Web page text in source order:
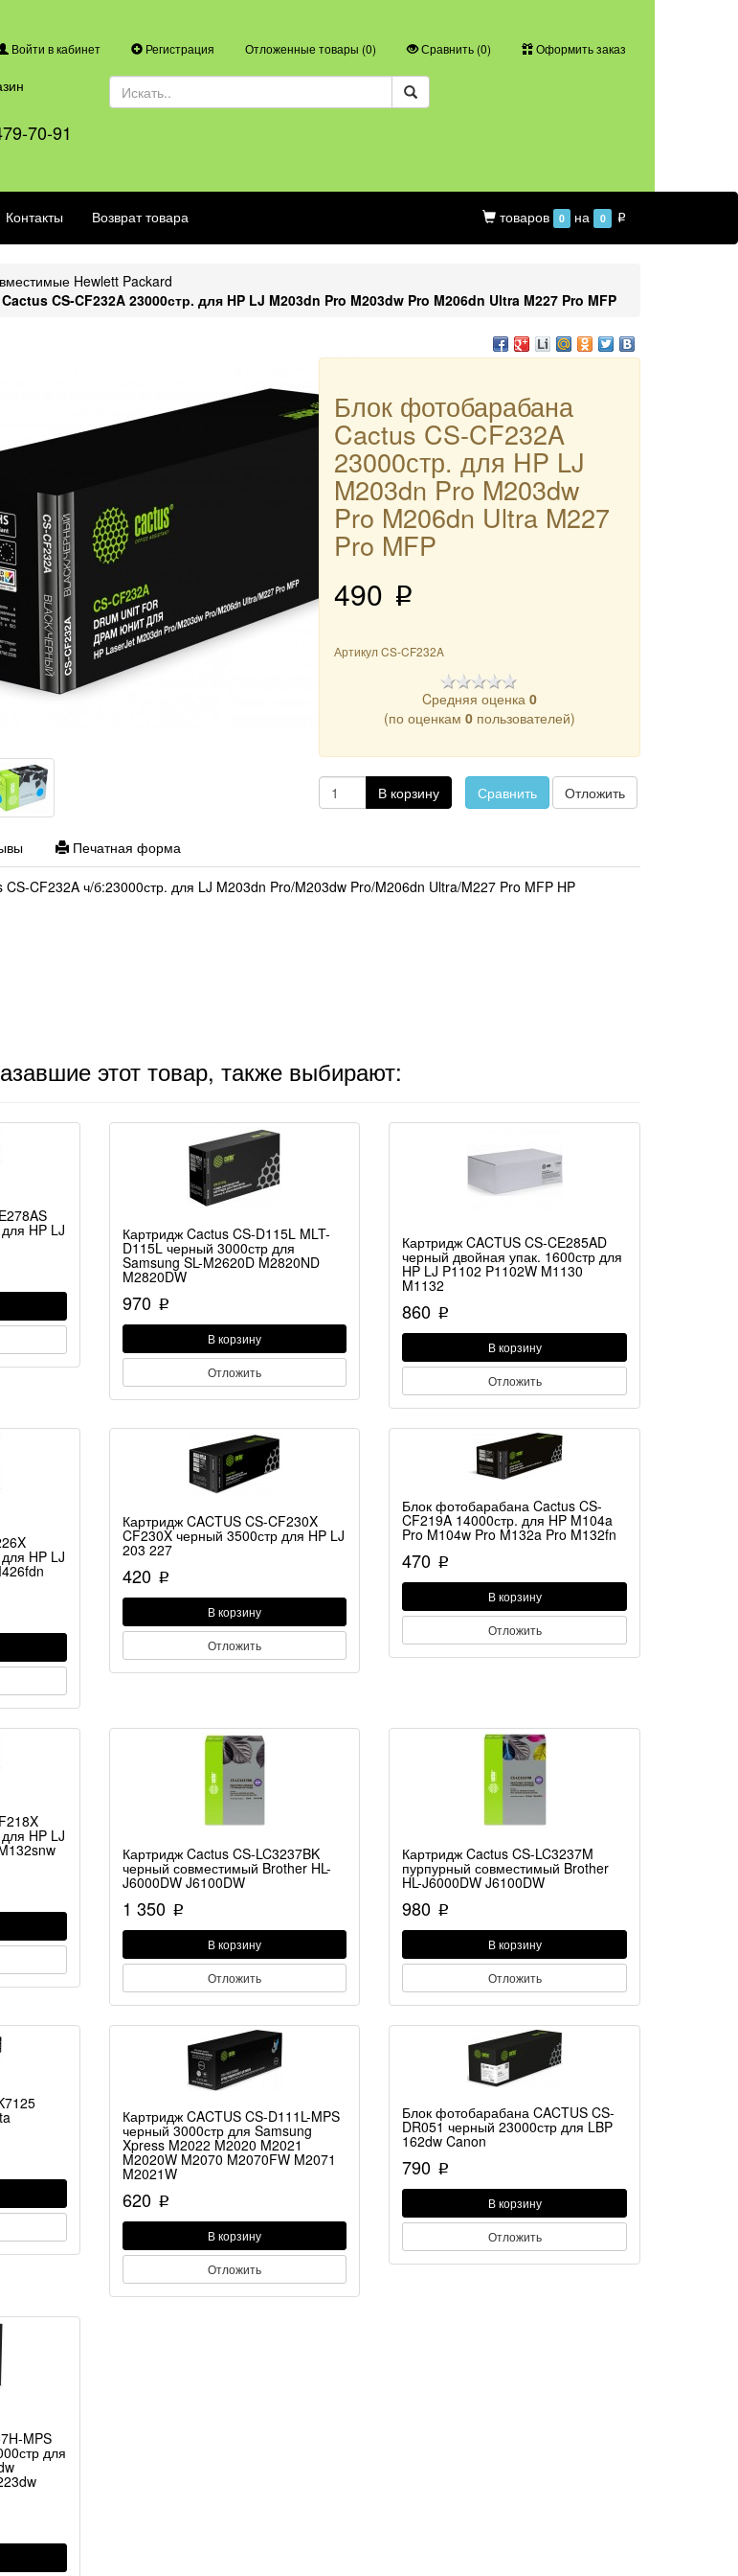
Войти в кабинет Регистрация Отложенные товары (0) Сравнить (0) Оформить заказ
70-91
Контакты Возврат товара товаров 0 на 0 p
Hewlett Packard
CS-CF232A 23000стр. для HP LJ M203dn Pro M203dw Pro M206dn Ultra M227 Pro MFP
Блок фотобарабана
Cactus CS-CF232A
23000стр. для HP LJ
M203dn Pro M203dw
Pro M206dn Ultra M227
Pro MFP
490 p
АртикулCS-CF232A
Cредняя оценка0
(по оценкам0 пользователей)
В корзину Сравнить Отложить
Печатная форма
CF232A ч/б:23000стр. для LJ M203dn Pro/M203dw Pro/M206dn Ultra/M227 Pro MFP HP
этот товар, также выбирают:
HP LJ Картридж Cactus CS-D115L MLT-
D115L черный 3000стр для
Samsung SL-M2620D M2820ND
M2820DW
970 p
В корзину
Отложить
Картридж CACTUS CS-CE285AD
черный двойная упак. 1600стр для
HP LJ P1102 P1102W M1130
M1132
860 p
В корзину
Отложить
HP LJ
Картридж CACTUS CS-CF230X
CF230X черный 3500стр для HP LJ
203 227
420 p
В корзину
Отложить
Блок фотобарабана Cactus CS-
CF219A 14000стр. для HP M104a
Pro M104w Pro M132a Pro M132fn
470 p
В корзину
Отложить
HP LJ
Картридж Cactus CS-LC3237BK
черный совместимый Brother HL-
J6000DW J6100DW
1 350 p
В корзину
Отложить
Картридж Cactus CS-LC3237M
пурпурный совместимый Brother
HL-J6000DW J6100DW
980 p
В корзину
Отложить
Картридж CACTUS CS-D111L-MPS
черный 3000стр для Samsung
Xpress M2022 M2020 M2021
M2020W M2070 M2070FW M2071
M2021W
620 p
В корзину
Отложить
Блок фотобарабана CACTUS CS-
DR051 черный 23000стр для LBP
162dw Canon
790 p
В корзину
Отложить
MPS
для